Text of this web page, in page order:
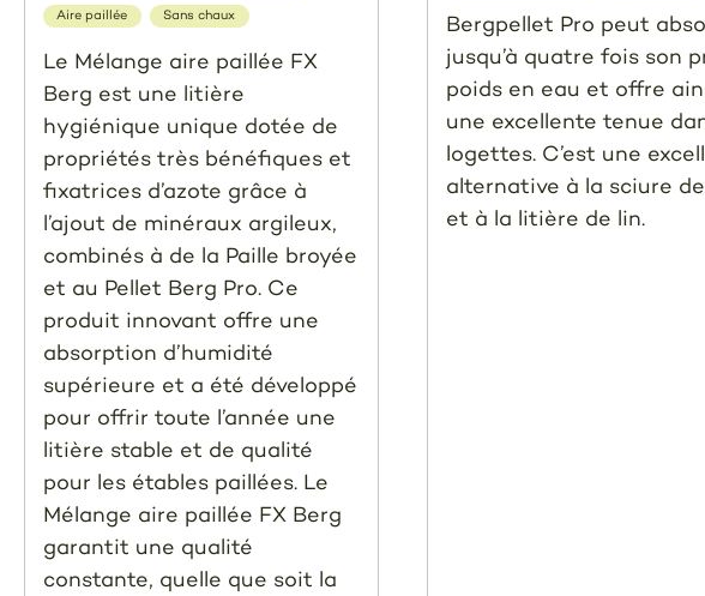
Aire paillée Sans chaux
Le Mélange aire paillée FX
Berg est une litière
hygiénique unique dotée de
propriétés très bénéfiques et
fixatrices d’azote grâce à
l’ajout de minéraux argileux,
combinés à de la Paille broyée
et au Pellet Berg Pro. Ce
produit innovant offre une
absorption d’humidité
supérieure et a été développé
pour offrir toute l’année une
litière stable et de qualité
pour les étables paillées. Le
Mélange aire paillée FX Berg
garantit une qualité
constante, quelle que soit la
Bergpellet Pro peut
jusqu’à quatre fois son
poids en eau et offre
une excellente tenue
logettes. C’est une
alternative à la sciure
et à la litière de lin.